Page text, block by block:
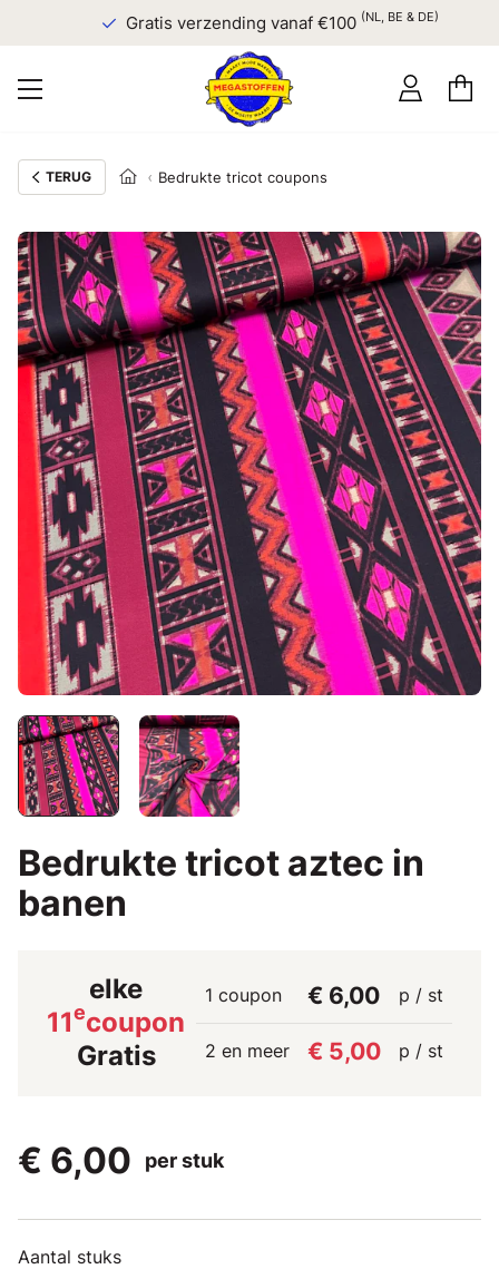
Gratis verzending vanaf €100(NL, BE & DE)
TERUG Bedrukte tricot coupons
Bedrukte tricot aztec in
banen
elke
11ecoupon
Gratis
1 coupon € 6,00 p / st
2 en meer € 5,00 p / st
€ 6,00 per stuk
Aantal stuks